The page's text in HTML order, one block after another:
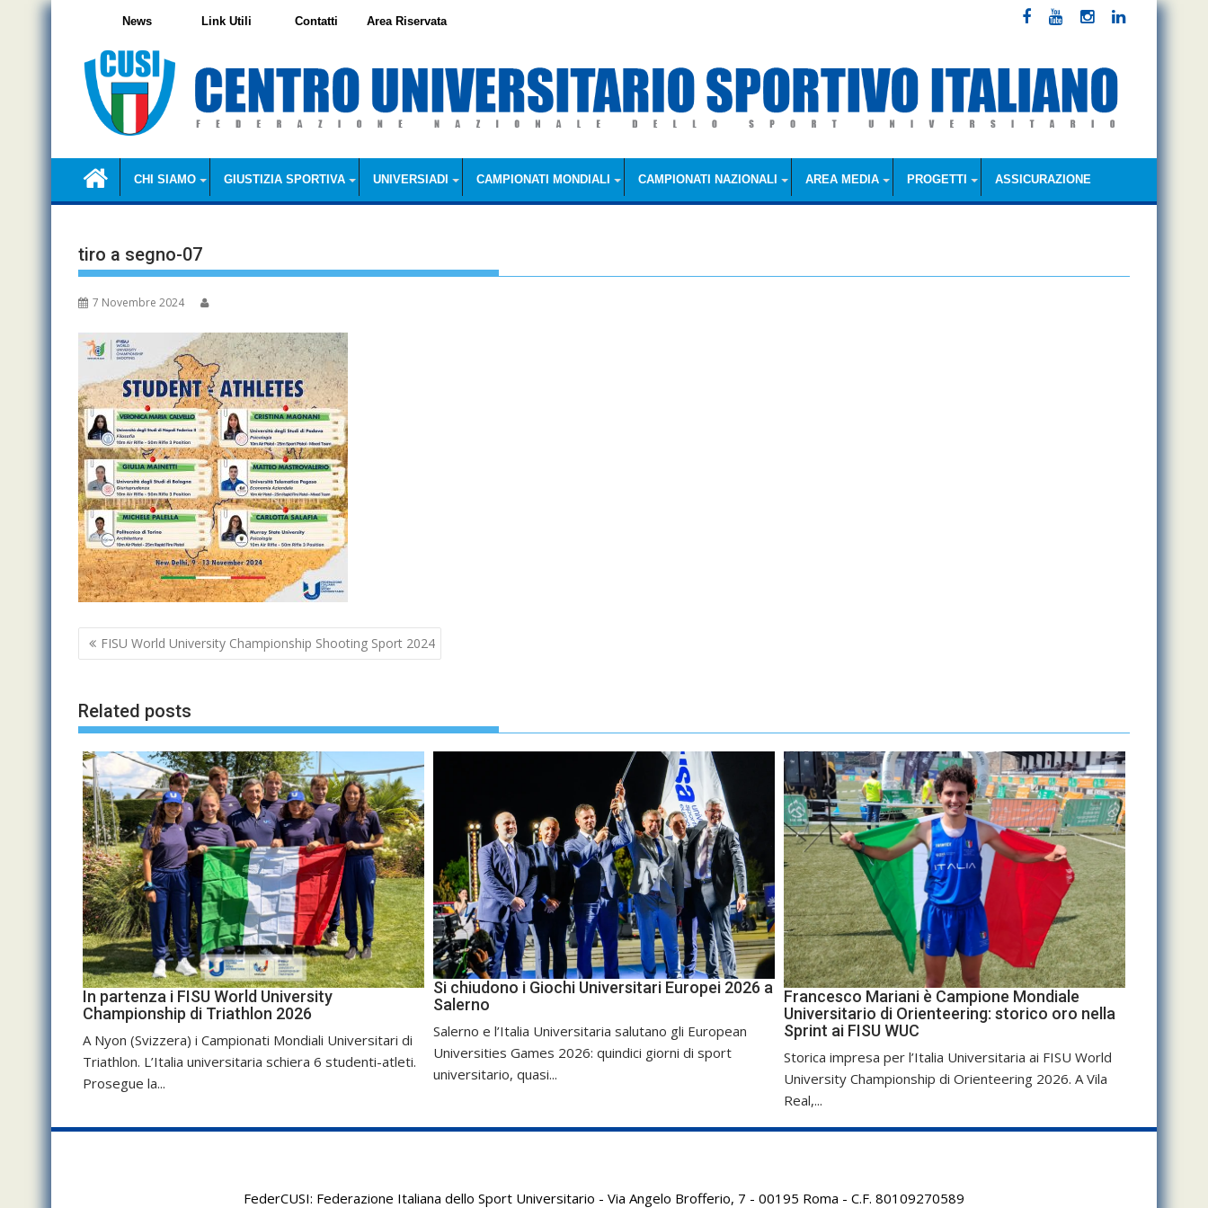
Skip
CHI SIAMO GIUSTIZIA SPORTIVA UNIVERSIADI CAMPIONATI MONDIALI CAMPIONATI NAZIONALI AREA MEDIA PROGETTI ASSICURAZIONE
News Link Utili Contatti Area Riservata
tiro a segno-07
7 Novembre 2024
Navigazione
articoli
FISU World University Championship Shooting Sport 2024
Related posts
In partenza i FISU World University
Championship di Triathlon 2026
A Nyon (Svizzera) i Campionati Mondiali Universitari di
Triathlon. L’Italia universitaria schiera 6 studenti-atleti.
Prosegue la...
Si chiudono i Giochi Universitari Europei 2026 a
Salerno
Salerno e l’Italia Universitaria salutano gli European
Universities Games 2026: quindici giorni di sport
universitario, quasi...
Francesco Mariani è Campione Mondiale
Universitario di Orienteering: storico oro nella
Sprint ai FISU WUC
Storica impresa per l’Italia Universitaria ai FISU World
University Championship di Orienteering 2026. A Vila
Real,...
FederCUSI: Federazione Italiana dello Sport Universitario - Via Angelo Brofferio, 7 - 00195 Roma - C.F. 80109270589